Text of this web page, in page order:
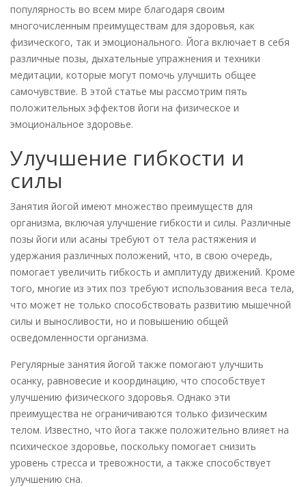
популярность во всем мире благодаря своим
многочисленным преимуществам для здоровья, как
физического, так и эмоционального. Йога включает в себя
различные позы, дыхательные упражнения и техники
медитации, которые могут помочь улучшить общее
самочувствие. В этой статье мы рассмотрим пять
положительных эффектов йоги на физическое и
эмоциональное здоровье.
Улучшение гибкости и
силы
Занятия йогой имеют множество преимуществ для
организма, включая улучшение гибкости и силы. Различные
позы йоги или асаны требуют от тела растяжения и
удержания различных положений, что, в свою очередь,
помогает увеличить гибкость и амплитуду движений. Кроме
того, многие из этих поз требуют использования веса тела,
что может не только способствовать развитию мышечной
силы и выносливости, но и повышению общей
осведомленности организма.
Регулярные занятия йогой также помогают улучшить
осанку, равновесие и координацию, что способствует
улучшению физического здоровья. Однако эти
преимущества не ограничиваются только физическим
телом. Известно, что йога также положительно влияет на
психическое здоровье, поскольку помогает снизить
уровень стресса и тревожности, а также способствует
улучшению сна.